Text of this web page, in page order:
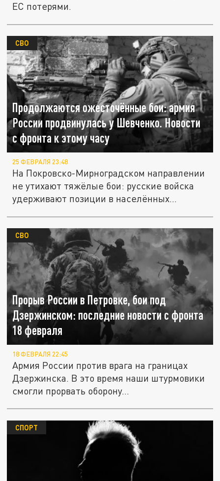
ЕС потерями.
Продолжаются ожесточённые бои: армия
России продвинулась у Шевченко. Новости
с фронта к этому часу
СВО
25 ФЕВРАЛЯ 23:48
На Покровско-Мирноградском направлении
не утихают тяжёлые бои: русские войска
удерживают позиции в населённых...
Прорыв России в Петровке, бои под
Дзержинском: последние новости с фронта
18 февраля
СВО
18 ФЕВРАЛЯ 22:45
Армия России против врага на границах
Дзержинска. В это время наши штурмовики
смогли прорвать оборону...
СПОРТ